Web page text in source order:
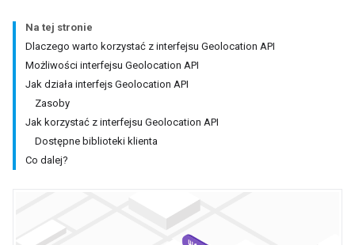
Na tej stronie
Dlaczego warto korzystać z interfejsu Geolocation API
Możliwości interfejsu Geolocation API
Jak działa interfejs Geolocation API
Zasoby
Jak korzystać z interfejsu Geolocation API
Dostępne biblioteki klienta
Co dalej?